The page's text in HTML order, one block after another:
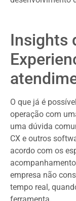
Insights
O que já é
operação com
uma dúvida
CX e outros
acordo com os
empresa não
tempo real,
ferramenta.